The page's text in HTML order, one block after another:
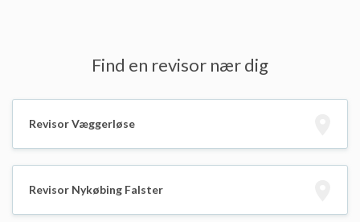
Find en revisor nær dig
Revisor Væggerløse
Revisor Nykøbing Falster